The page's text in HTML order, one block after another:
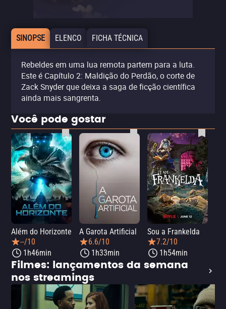
SINOPSE ELENCO FICHA TÉCNICA
Rebeldes em uma lua remota partem para a luta.
Este é Capítulo 2: Maldição do Perdão, o corte de
Zack Snyder que deixa a saga de ficção científica
ainda mais sangrenta.
Você pode gostar
Além do Horizonte
--/10
1h46min
A Garota Artificial
6.6/10
1h33min
Sou a Frankelda
7.2/10
1h54min
Filmes: lançamentos da semana
nos streamings